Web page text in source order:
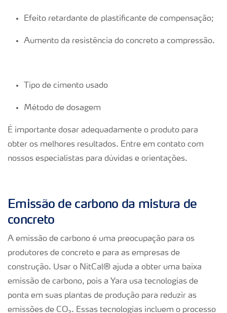
Efeito retardante de plastificante de compensação;
Aumento da resistência do concreto a compressão.
Tipo de cimento usado
Método de dosagem
É importante dosar adequadamente o produto para
obter os melhores resultados. Entre em contato com
nossos especialistas para dúvidas e orientações.
Emissão de carbono da mistura de
concreto
A emissão de carbono é uma preocupação para os
produtores de concreto e para as empresas de
construção. Usar o NitCal® ajuda a obter uma baixa
emissão de carbono, pois a Yara usa tecnologias de
ponta em suas plantas de produção para reduzir as
emissões de CO₂. Essas tecnologias incluem o processo